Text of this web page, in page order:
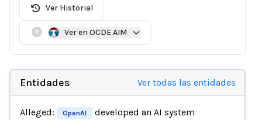
Ver Historial
Ver en OCDE AIM
Entidades Ver todas las entidades
Alleged: OpenAI
developed an AI system